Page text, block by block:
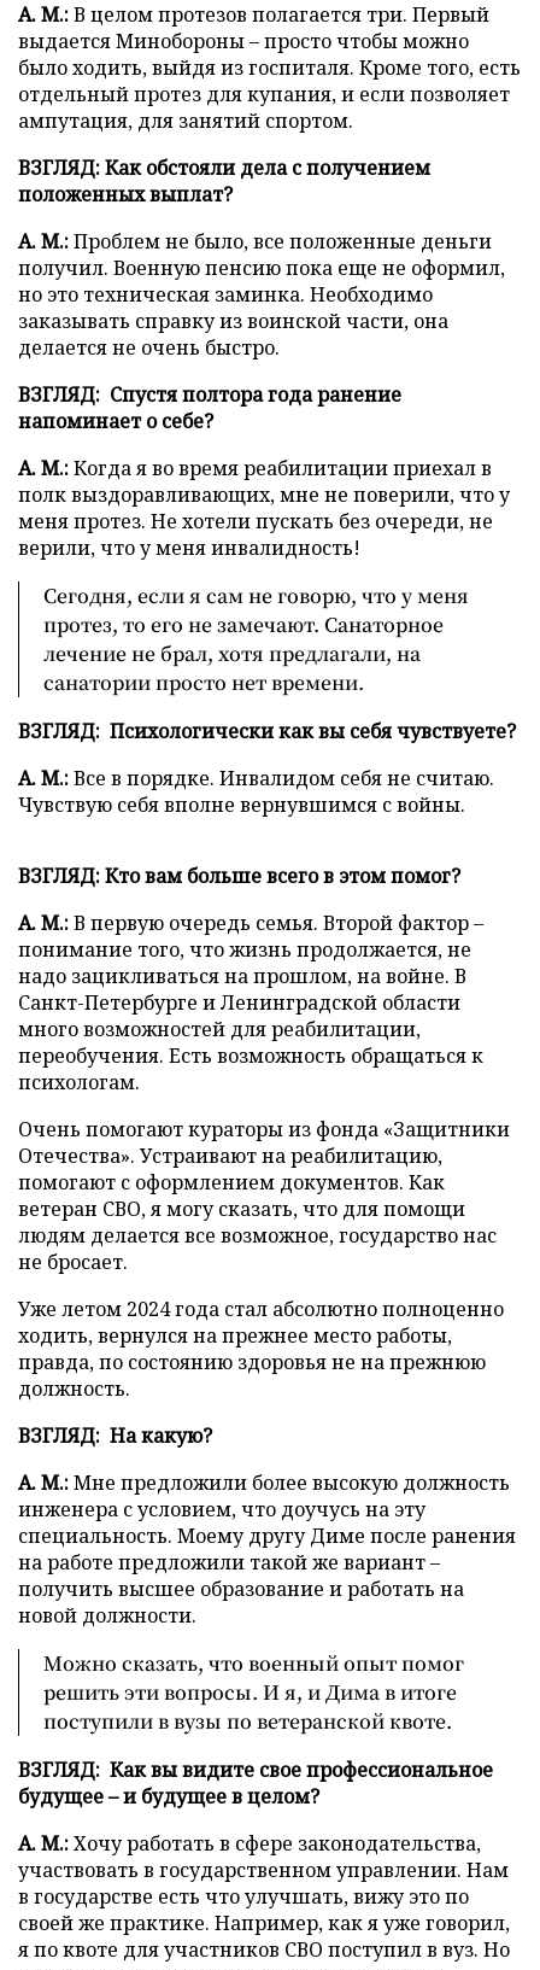
А. М.:В целом протезов полагается три. Первый
выдается Минобороны – просто чтобы можно
было ходить, выйдя из госпиталя. Кроме того, есть
отдельный протез для купания, и если позволяет
ампутация, для занятий спортом.
ВЗГЛЯД: Как обстояли дела с получением
положенных выплат?
А. М.:Проблем не было, все положенные деньги
получил. Военную пенсию пока еще не оформил,
но это техническая заминка. Необходимо
заказывать справку из воинской части, она
делается не очень быстро.
ВЗГЛЯД: Спустя полтора года ранение
напоминает о себе?
А. М.:Когда я во время реабилитации приехал в
полк выздоравливающих, мне не поверили, что у
меня протез. Не хотели пускать без очереди, не
верили, что у меня инвалидность!
Сегодня, если я сам не говорю, что у меня
протез, то его не замечают. Санаторное
лечение не брал, хотя предлагали, на
санатории просто нет времени.
ВЗГЛЯД: Психологически как вы себя чувствуете?
А. М.:Все в порядке. Инвалидом себя не считаю.
Чувствую себя вполне вернувшимся с войны.
ВЗГЛЯД: Кто вам больше всего в этом помог?
А. М.:В первую очередь семья. Второй фактор –
понимание того, что жизнь продолжается, не
надо зацикливаться на прошлом, на войне. В
Санкт-Петербурге и Ленинградской области
много возможностей для реабилитации,
переобучения. Есть возможность обращаться к
психологам.
Очень помогают кураторы из фонда «Защитники
Отечества». Устраивают на реабилитацию,
помогают с оформлением документов. Как
ветеран СВО, я могу сказать, что для помощи
людям делается все возможное, государство нас
не бросает.
Уже летом 2024 года стал абсолютно полноценно
ходить, вернулся на прежнее место работы,
правда, по состоянию здоровья не на прежнюю
должность.
ВЗГЛЯД: На какую?
А. М.:Мне предложили более высокую должность
инженера с условием, что доучусь на эту
специальность. Моему другу Диме после ранения
на работе предложили такой же вариант –
получить высшее образование и работать на
новой должности.
Можно сказать, что военный опыт помог
решить эти вопросы. И я, и Дима в итоге
поступили в вузы по ветеранской квоте.
ВЗГЛЯД: Как вы видите свое профессиональное
будущее – и будущее в целом?
А. М.:Хочу работать в сфере законодательства,
участвовать в государственном управлении. Нам
в государстве есть что улучшать, вижу это по
своей же практике. Например, как я уже говорил,
я по квоте для участников СВО поступил в вуз. Но